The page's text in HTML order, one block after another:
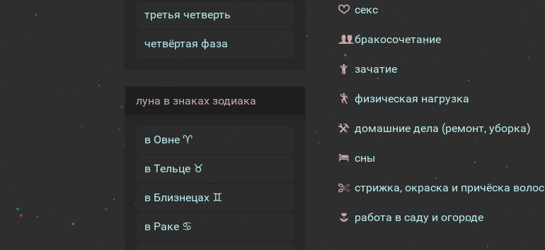
третья четверть
четвёртая фаза
луна в знаках зодиака
в Овне ♈
в Тельце ♉
в Близнецах ♊
в Раке ♋
секс
бракосочетание
зачатие
физическая нагрузка
домашние дела (ремонт, уборка)
сны
стрижка, окраска и причёска волос
работа в саду и огороде